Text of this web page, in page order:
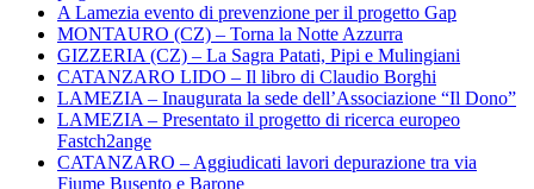
A Lamezia evento di prevenzione per il progetto Gap
MONTAURO (CZ) – Torna la Notte Azzurra
GIZZERIA (CZ) – La Sagra Patati, Pipi e Mulingiani
CATANZARO LIDO – Il libro di Claudio Borghi
LAMEZIA – Inaugurata la sede dell’Associazione “Il Dono”
LAMEZIA – Presentato il progetto di ricerca europeo
Fastch2ange
CATANZARO – Aggiudicati lavori depurazione tra via
Fiume Busento e Barone